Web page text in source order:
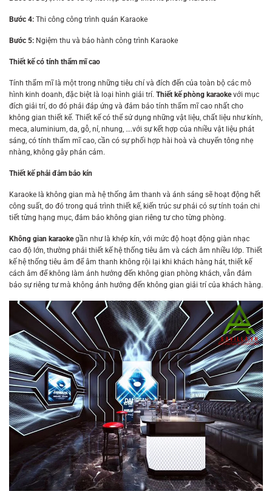
Bước 4: Thi công công trình quán Karaoke
Bước 5: Ngiệm thu và bảo hành công trình Karaoke
Thiết kế có tính thẩm mĩ cao
Tính thẩm mĩ là một trong những tiêu chí và đích đến của toàn bộ các mô
hình kinh doanh, đặc biệt là loại hình giải trí. Thiết kế phòng karaokevới mục
đích giải trí, do đó phải đáp ứng và đảm bảo tính thẩm mĩ cao nhất cho
không gian thiết kế. Thiết kế có thể sử dụng những vật liệu, chất liệu như kính,
meca, aluminium, da, gỗ, nỉ, nhung, ….với sự kết hợp của nhiều vật liệu phát
sáng, có tính thẩm mĩ cao, cần có sự phối hợp hài hoà và chuyển tông nhẹ
nhàng, không gây phản cảm.
Thiết kế phải đảm bảo kín
Karaoke là không gian mà hệ thống âm thanh và ánh sáng sẽ hoạt động hết
công suất, do đó trong quá trình thiết kế, kiến trúc sư phải có sự tính toán chi
tiết từng hạng mục, đảm bảo không gian riêng tư cho từng phòng.
Không gian karaokegần như là khép kín, với mức độ hoạt động giàn nhạc
cao độ lớn, thường phải thiết kế hệ thống tiêu âm và cách âm nhiều lớp. Thiết
kế hệ thống tiêu âm để âm thanh không rội lại khi khách hàng hát, thiết kế
cách âm để không làm ảnh hưởng đến không gian phòng khách, vẫn đảm
bảo sự riêng tư mà không ảnh hưởng đến không gian giải trí của khách hàng.